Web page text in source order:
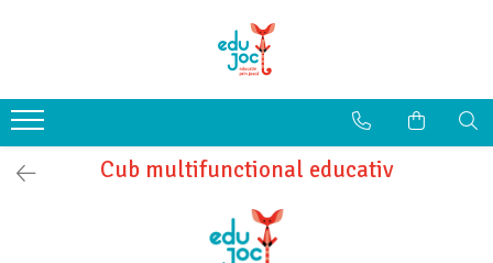
1-2 ani
3-4 ani
5-7 ani
Cub multifunctional educativ